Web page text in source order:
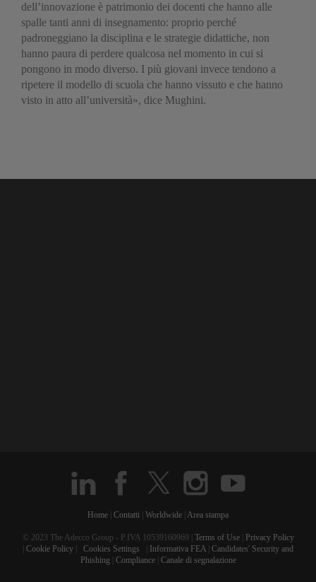
dell’innovazione è patrimonio dei docenti che hanno alle
spalle tanti anni di insegnamento: proprio perché
padroneggiano la disciplina e le strategie didattiche, non
hanno paura di perdere qualcosa nel momento in cui si
pongono in modo diverso. I più giovani invece tendono a
ripetere il modello di scuola che hanno vissuto e che hanno
visto in atto all’università», dice Mughini.
Home Contatti Worldwide Area stampa
© 2023 The Adecco Group - P.IVA 10539160969 | Terms of Use|
Privacy Policy
Cookie Policy Cookies Settings Informativa FEA Candidates' Security and
Phishing
Compliance| Canale di segnalazione